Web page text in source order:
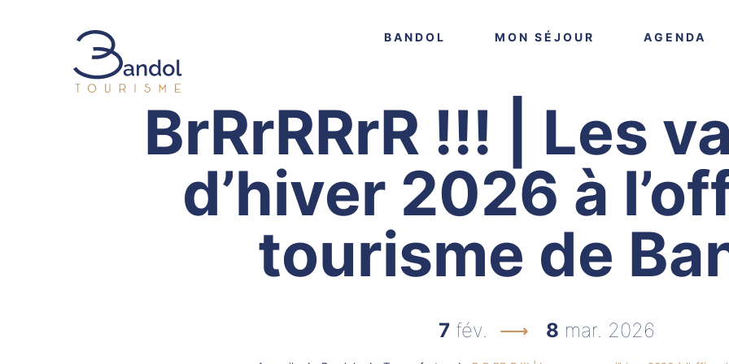
Bandol Tourisme
BANDOL VOIR PLUSMON SÉJOUR VOIR PLUSAGENDA
BrRrRRrR !!! | Les
d’hiver 2026 à
tourisme de
7 fév. 8 mar. 2026